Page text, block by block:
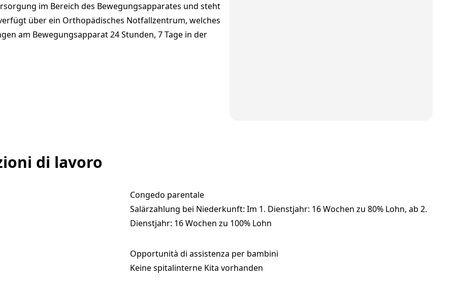
im Bereich des Bewegungsapparates und steht
über ein Orthopädisches Notfallzentrum, welches
am Bewegungsapparat 24 Stunden, 7 Tage in der
di lavoro
Congedo parentale
Salärzahlung bei Niederkunft: Im 1. Dienstjahr: 16 Wochen zu 80% Lohn, ab 2.
Dienstjahr: 16 Wochen zu 100% Lohn
Opportunità di assistenza per bambini
Keine spitalinterne Kita vorhanden